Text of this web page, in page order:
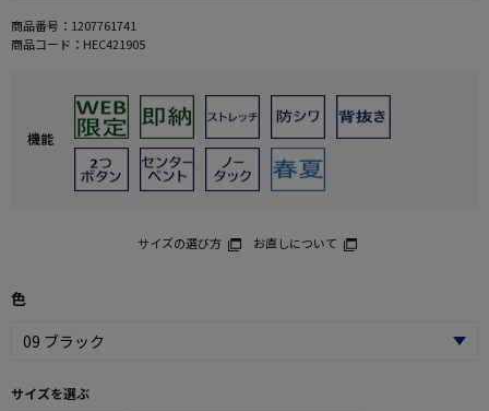
商品番号： 1207761741
商品コード： HEC421905
機能
サイズの選び方 お直しについて
色
サイズを選ぶ